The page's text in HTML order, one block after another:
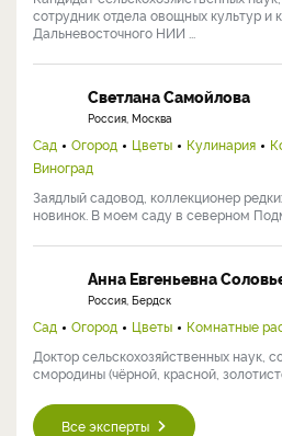
сотрудник отдела овощных культур и
Дальневосточного НИИ ...
Светлана Самойлова
Россия, Москва
Сад Огород Цветы Кулинария
Виноград
Заядлый садовод, коллекционер
новинок. В моем саду в северном
Анна Евгеньевна
Россия, Бердск
Сад Огород Цветы Комнатные
Доктор сельскохозяйственных наук,
смородины (чёрной, красной,
Все эксперты